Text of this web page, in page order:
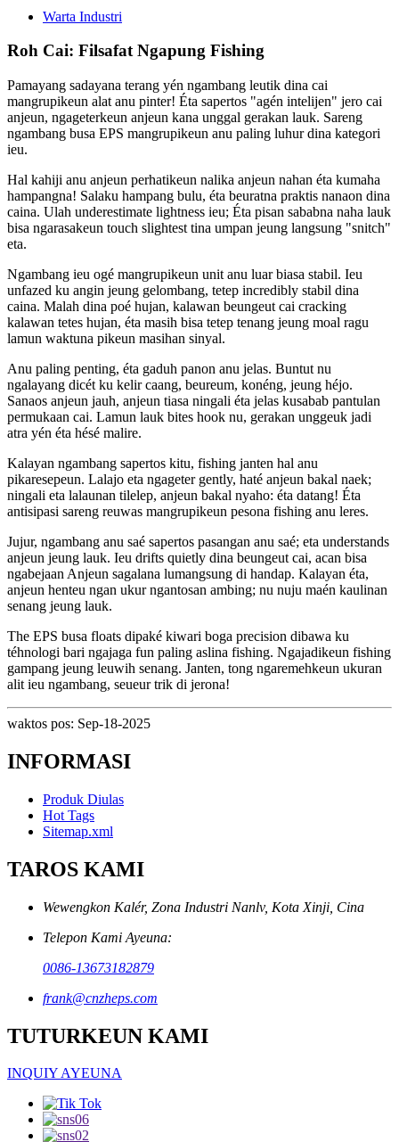
Warta Industri
Roh Cai: Filsafat Ngapung Fishing
Pamayang sadayana terang yén ngambang leutik dina cai
mangrupikeun alat anu pinter! Éta sapertos "agén intelijen" jero cai
anjeun, ngageterkeun anjeun kana unggal gerakan lauk. Sareng
ngambang busa EPS mangrupikeun anu paling luhur dina kategori
ieu.
Hal kahiji anu anjeun perhatikeun nalika anjeun nahan éta kumaha
hampangna! Salaku hampang bulu, éta beuratna praktis nanaon dina
caina. Ulah underestimate lightness ieu; Éta pisan sababna naha lauk
bisa ngarasakeun touch slightest tina umpan jeung langsung "snitch"
eta.
Ngambang ieu ogé mangrupikeun unit anu luar biasa stabil. Ieu
unfazed ku angin jeung gelombang, tetep incredibly stabil dina
caina. Malah dina poé hujan, kalawan beungeut cai cracking
kalawan tetes hujan, éta masih bisa tetep tenang jeung moal ragu
lamun waktuna pikeun masihan sinyal.
Anu paling penting, éta gaduh panon anu jelas. Buntut nu
ngalayang dicét ku kelir caang, beureum, konéng, jeung héjo.
Sanaos anjeun jauh, anjeun tiasa ningali éta jelas kusabab pantulan
permukaan cai. Lamun lauk bites hook nu, gerakan unggeuk jadi
atra yén éta hésé malire.
Kalayan ngambang sapertos kitu, fishing janten hal anu
pikaresepeun. Lalajo eta ngageter gently, haté anjeun bakal naek;
ningali eta lalaunan tilelep, anjeun bakal nyaho: éta datang! Éta
antisipasi sareng reuwas mangrupikeun pesona fishing anu leres.
Jujur, ngambang anu saé sapertos pasangan anu saé; eta understands
anjeun jeung lauk. Ieu drifts quietly dina beungeut cai, acan bisa
ngabejaan Anjeun sagalana lumangsung di handap. Kalayan éta,
anjeun henteu ngan ukur ngantosan ambing; nu nuju maén kaulinan
senang jeung lauk.
The EPS busa floats dipaké kiwari boga precision dibawa ku
téhnologi bari ngajaga fun paling aslina fishing. Ngajadikeun fishing
gampang jeung leuwih senang. Janten, tong ngaremehkeun ukuran
alit ieu ngambang, seueur trik di jerona!
waktos pos: Sep-18-2025
INFORMASI
Produk Diulas
Hot Tags
Sitemap.xml
TAROS KAMI
Wewengkon Kalér, Zona Industri Nanlv, Kota Xinji, Cina
Telepon Kami Ayeuna:
0086-13673182879
frank@cnzheps.com
TUTURKEUN KAMI
INQUIY AYEUNA